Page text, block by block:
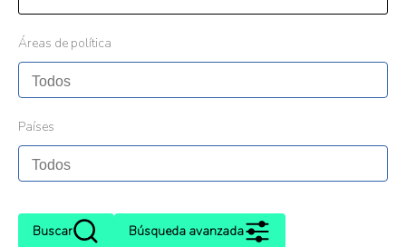
Áreas de política
Países
Buscar Búsqueda avanzada